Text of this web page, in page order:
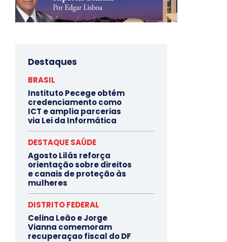
Destaques
BRASIL
Instituto Pecege obtém
credenciamento como
ICT e amplia parcerias
via Lei da Informática
DESTAQUE SAÚDE
Agosto Lilás reforça
orientação sobre direitos
e canais de proteção às
mulheres
DISTRITO FEDERAL
Celina Leão e Jorge
Vianna comemoram
recuperaçao fiscal do DF